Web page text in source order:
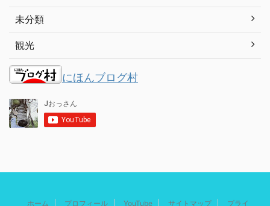
未分類
観光
にほんブログ村
ホーム プロフィール YouTube サイトマップ プライ